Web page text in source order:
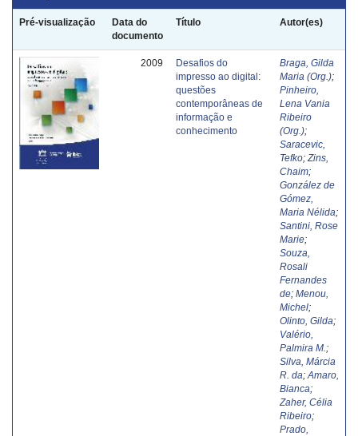
Pré-visualização
Data do
documento
Título Autor(es)
2009
Desafios do
impresso ao digital:
questões
contemporâneas de
informação e
conhecimento
Braga, Gilda
Maria (Org.);
Pinheiro,
Lena Vania
Ribeiro
(Org.);
Saracevic,
Tefko; Zins,
Chaim;
González de
Gómez,
Maria Nélida;
Santini, Rose
Marie;
Souza,
Rosali
Fernandes
de; Menou,
Michel;
Olinto, Gilda;
Valério,
Palmira M. ;
Silva, Márcia
R. da; Amaro,
Bianca;
Zaher, Célia
Ribeiro;
Prado,